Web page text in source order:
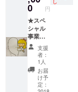
ズはあ
めお選
び頂
き、講
演会当
日のお
渡しと
なりま
す。）
※会場作
の作者
の方の
お墓参
りへ →
高知県
の大自
然を一
望でき
る日御
子キャ
ンプ場
けま
す。 地
域活性
化を広
め、高
知の自
然、
人、事
業の素
晴らし
さをた
の横に
あり、
アンパ
ンマン
の世界
観を全
面に表
現した
ホテル
となっ
ており
0 円
★スペ
シャル
事業ア
ピール
プラン
（高知
講演会
限定BIG
パネル
支援
者：
1人
お届
け予
定：